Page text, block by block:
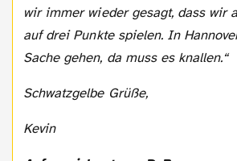
wir immer wieder gesagt, dass wir
auf drei Punkte spielen. In
Sache gehen, da muss es knallen.“
Schwatzgelbe Grüße,
Kevin